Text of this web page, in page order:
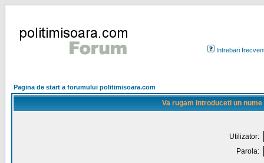
Intrebari
Pagina de start a forumului politimisoara.com
Va rugam introduceti un
Utilizator:
Parola: